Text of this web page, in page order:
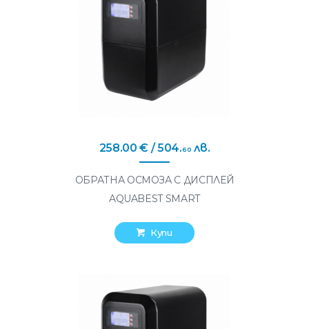
258.00 €/ 504.60 лв.
ОБРАТНА ОСМОЗА С ДИСПЛЕЙ
AQUABEST SMART
Купи